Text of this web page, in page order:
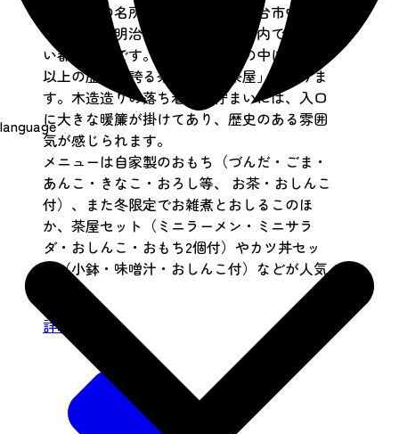
language
春には桜の名所として賑わう、仙台市中心部
の西公園。明治８年に開園した市内で最も古
い都市公園です。そんな西公園の中に、100年
以上の歴史を誇る茶屋「源吾茶屋」がありま
す。木造造りの落ち着いた佇まいには、入口
に大きな暖簾が掛けてあり、歴史のある雰囲
気が感じられます。
メニューは自家製のおもち（づんだ・ごま・
あんこ・きなこ・おろし等、 お茶・おしんこ
付）、また冬限定でお雑煮とおしるこのほ
か、茶屋セット（ミニラーメン・ミニサラ
ダ・おしんこ・おもち2個付）やカツ丼セッ
ト（小鉢・味噌汁・おしんこ付）などが人気
です。
詳細を見る